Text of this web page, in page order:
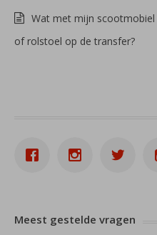
Wat met mijn scootmobiel
of rolstoel op de transfer?
Meest gestelde vragen